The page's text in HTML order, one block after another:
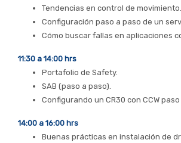
Tendencias en control de movimiento.
Configuración paso a paso de un
Cómo buscar fallas en aplicaciones
11:30 a 14:00 hrs
Portafolio de Safety.
SAB (paso a paso).
Configurando un CR30 con CCW
14:00 a 16:00 hrs
Buenas prácticas en instalación de